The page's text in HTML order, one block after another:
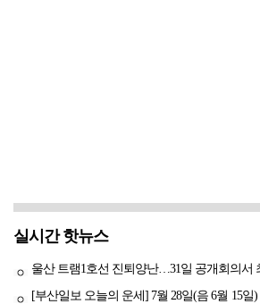
실시간 핫뉴스
울산 트램1호선 진퇴양난…31일 공개회의서
[부산일보 오늘의 운세] 7월 28일(음 6월 15일)